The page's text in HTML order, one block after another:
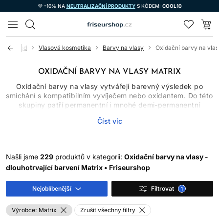
💜 -10% NA NEUTRALIZAČNÍ PRODUKTYS KÓDEM: COOL10
LOMAX
Úvod Vlasová kosmetika Barvy na vlasy Oxidační barvy na
OXIDAČNÍ BARVY NA VLASY MATRIX
Oxidační barvy na vlasy vytvářejí barevný výsledek po
smíchání s kompatibilním vyvíječem nebo oxidantem. Do této
skupiny patří permanentní i mnohé demi-permanentní
dobou působení, schopností zesvětlovat přirozený pigment
výrobce.
JAK OXIDAČNÍ BARVY
FUNGUJÍ
Po spojení barvicího krému nebo gelu s určeným oxidantem
Číst víc
Našli jsme 229 produktů v kategorii: Oxidační barvy na vlasy -
dlouhotrvající barvení Matrix • Friseurshop
Nejoblíbenější Filtrovat 1
Výrobce: Matrix Zrušit všechny filtry